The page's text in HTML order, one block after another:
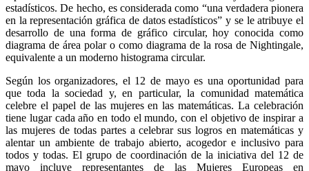
estadísticos. De hecho, es considerada como “una verdadera pionera
en la representación gráfica de datos estadísticos” y se le atribuye el
desarrollo de una forma de gráfico circular, hoy conocida como
diagrama de área polar o como diagrama de la rosa de Nightingale,
equivalente a un moderno histograma circular.
Según los organizadores, el 12 de mayo es una oportunidad para
que toda la sociedad y, en particular, la comunidad matemática
celebre el papel de las mujeres en las matemáticas. La celebración
tiene lugar cada año en todo el mundo, con el objetivo de inspirar a
las mujeres de todas partes a celebrar sus logros en matemáticas y
alentar un ambiente de trabajo abierto, acogedor e inclusivo para
todos y todas. El grupo de coordinación de la iniciativa del 12 de
mayo incluye representantes de las Mujeres Europeas en